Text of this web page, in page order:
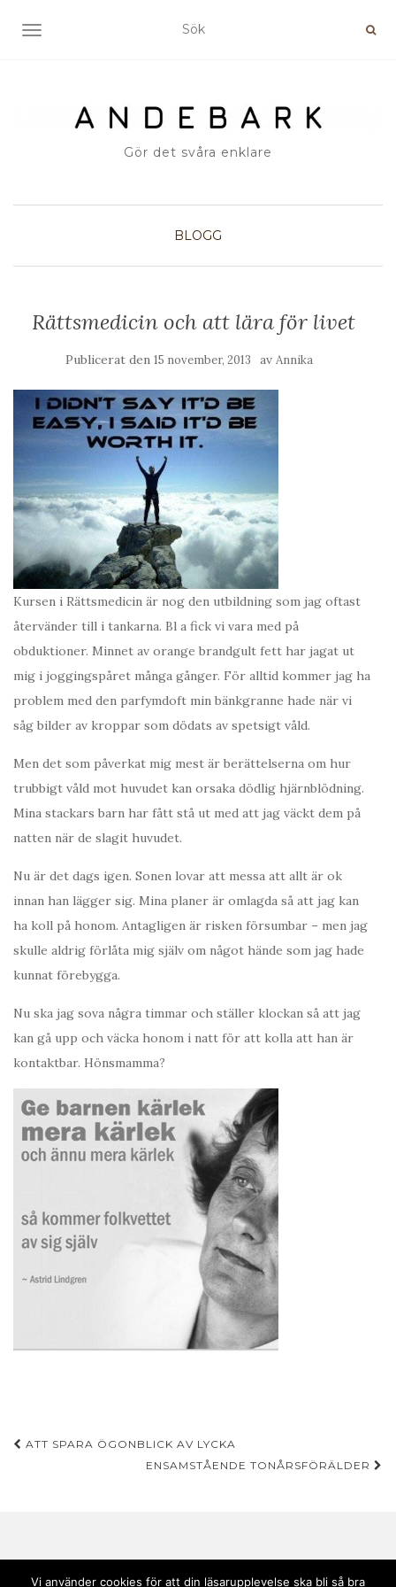
SLÅ PÅ/AV NAVIGERING
Gör det svåra enklare
BLOGG
Rättsmedicin och att lära för livet
Publicerat den 15 november, 2013 av Annika
Kursen i Rättsmedicin är nog den utbildning som jag oftast
återvänder till i tankarna. Bl a fick vi vara med på
obduktioner. Minnet av orange brandgult fett har jagat ut
mig i joggingspåret många gånger. För alltid kommer jag ha
problem med den parfymdoft min bänkgranne hade när vi
såg bilder av kroppar som dödats av spetsigt våld.
Men det som påverkat mig mest är berättelserna om hur
trubbigt våld mot huvudet kan orsaka dödlig hjärnblödning.
Mina stackars barn har fått stå ut med att jag väckt dem på
natten när de slagit huvudet.
Nu är det dags igen. Sonen lovar att messa att allt är ok
innan han lägger sig. Mina planer är omlagda så att jag kan
ha koll på honom. Antagligen är risken försumbar – men jag
skulle aldrig förlåta mig själv om något hände som jag hade
kunnat förebygga.
Nu ska jag sova några timmar och ställer klockan så att jag
kan gå upp och väcka honom i natt för att kolla att han är
kontaktbar. Hönsmamma?
Inläggsnavigering
ATT SPARA ÖGONBLICK AV LYCKA
ENSAMSTÅENDE TONÅRSFÖRÄLDER
Vi använder cookies för att din läsarupplevelse ska bli så bra